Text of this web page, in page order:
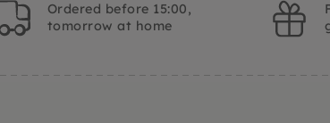
Ordered before 15:00,
tomorrow at home